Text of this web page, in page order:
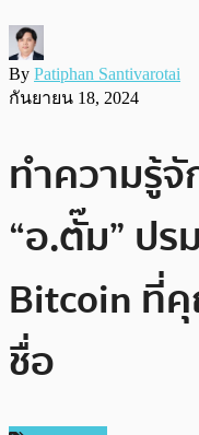
By Patiphan Santivarotai
กันยายน 18, 2024
ทำความรู้
“อ.ตั๊ม” ปร
Bitcoin ที่
ชื่อ